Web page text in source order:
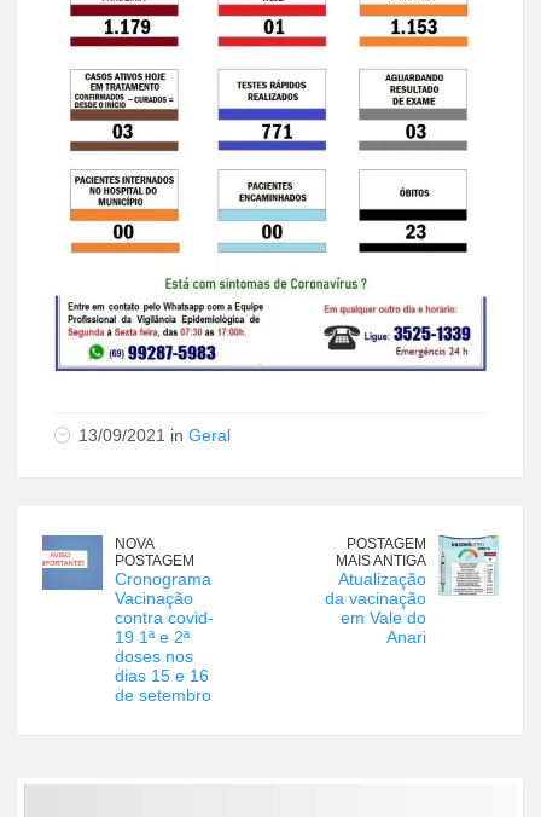
13/09/2021 in Geral
NOVA
POSTAGEM
Cronograma
Vacinação
contra covid-
19 1ª e 2ª
doses nos
dias 15 e 16
de setembro
POSTAGEM
MAIS ANTIGA
Atualização
da vacinação
em Vale do
Anari